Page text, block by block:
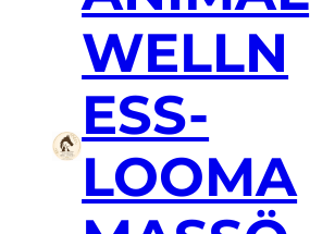
WELLN
ESS-
LOOMA